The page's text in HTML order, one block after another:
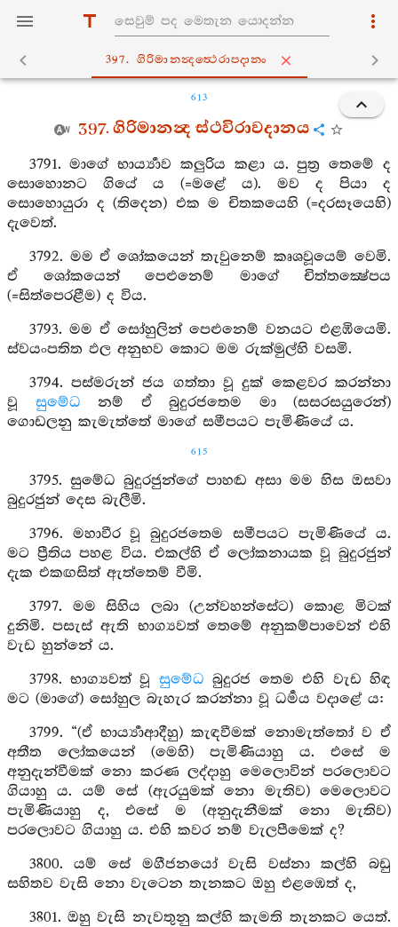
397. ගිරිමානන්‍දත්‍ථෙරාපදානං
613
397. ගිරිමානන්‍ද ස්ථවිරාවදානය
3791. මාගේ භාර්‍ය්‍යාව කලුරිය කළා ය. පුත්‍ර තෙමේ ද
සොහොනට ගියේ ය (=මළේ ය). මව ද පියා ද
සොහොයුරා ද (තිදෙන) එක ම චිතකයෙහි (=දරසෑයෙහි)
දැවෙත්.
3792. මම ඒ ශෝකයෙන් තැවුනෙම් කෘශවූයෙම් වෙමි.
ඒ ශෝකයෙන් පෙළුනෙම් මාගේ චිත්තක්‍ෂේපය
(=සිත්පෙරළීම) ද විය.
3793. මම ඒ සෝහුලින් පෙළුනෙම් වනයට එළඹියෙමි.
ස්‍වයංපතිත ඵල අනුභව කොට මම රුක්මුල්හි වසමි.
3794. පස්මරුන් ජය ගත්තා වූ දුක් කෙළවර කරන්නා
වූ සුමේධ නම් ඒ බුදුරජතෙම මා (සසරසයුරෙන්)
ගොඩලනු කැමැත්තේ මාගේ සමීපයට පැමිණියේ ය.
615
3795. සුමේධ බුදුරජුන්ගේ පාහඬ අසා මම හිස ඔසවා
බුදුරජුන් දෙස බැලීමි.
3796. මහාවීර වූ බුදුරජතෙම සමීපයට පැමිණියේ ය.
මට ප්‍රීතිය පහළ විය. එකල්හි ඒ ලෝකනායක වූ බුදුරජුන්
දැක එකඟසිත් ඇත්තෙම් වීමි.
3797. මම සිහිය ලබා (උන්වහන්සේට) කොළ මිටක්
දුනිමි. පසැස් ඇති භාග්‍යවත් තෙමේ අනුකම්පාවෙන් එහි
වැඩ හුන්නේ ය.
3798. භාග්‍යවත් වූ සුමේධ බුදුරජ තෙම එහි වැඩ හිඳ
මට (මාගේ) සෝහුල බැහැර කරන්නා වූ ධර්‍මය වදාළේ ය:
3799. “(ඒ භාර්‍ය්‍යාආදීහු) කැඳවීමක් නොමැත්තෝ ව ඒ
අතීත ලෝකයෙන් (මෙහි) පැමිණියාහු ය. එසේ ම
අනුදැන්වීමක් නො කරණ ලද්දාහු මෙලොවින් පරලොවට
ගියාහු ය. යම් සේ (ඇරයුමක් නො මැතිව) මෙලොවට
පැමිණියාහු ද, එසේ ම (අනුදැනීමක් නො මැතිව)
පරලොවට ගියාහු ය. එහි කවර නම් වැලපීමෙක් ද?
3800. යම් සේ මගීජනයෝ වැසි වස්නා කල්හි බඩු
සහිතව වැසි නො වැටෙන තැනකට ඔහු එළඹෙත් ද,
3801. ඔහු වැසි නැවතුනු කල්හි කැමති තැනකට යෙත්.